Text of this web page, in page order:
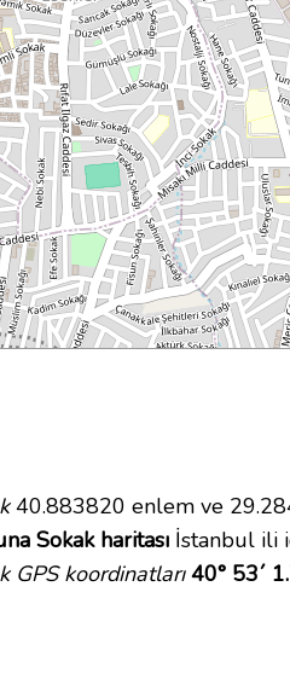
40.883820 enlem ve
Sokak haritası İstanbul ili
GPS koordinatları 40° 53´